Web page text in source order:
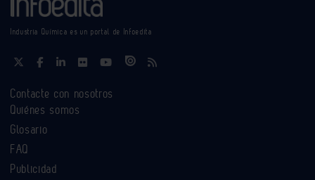
Industria Química es un portal de Infoedita
Contacte con nosotros
Quiénes somos
Glosario
FAQ
Publicidad